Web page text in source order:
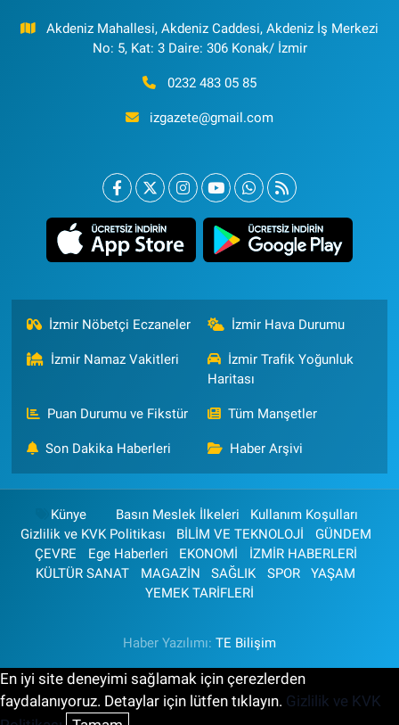
Akdeniz Mahallesi, Akdeniz Caddesi, Akdeniz İş Merkezi
No: 5, Kat: 3 Daire: 306 Konak/ İzmir
0232 483 05 85
izgazete@gmail.com
İzmir Nöbetçi Eczaneler İzmir Hava Durumu
İzmir Namaz Vakitleri
İzmir Trafik Yoğunluk
Haritası
Puan Durumu ve Fikstür Tüm Manşetler
Son Dakika Haberleri Haber Arşivi
Künye Basın Meslek İlkeleri
Kullanım Koşulları
Gizlilik ve KVK Politikası
BİLİM VE TEKNOLOJİ
GÜNDEM
ÇEVRE
Ege Haberleri EKONOMİ
İZMİR HABERLERİ
KÜLTÜR SANAT
MAGAZİN SAĞLIK SPOR
YAŞAM
YEMEK TARİFLERİ
Haber Yazılımı: TE Bilişim
En iyi site deneyimi sağlamak için çerezlerden
faydalanıyoruz. Detaylar için lütfen tıklayın. Gizlilik ve KVK